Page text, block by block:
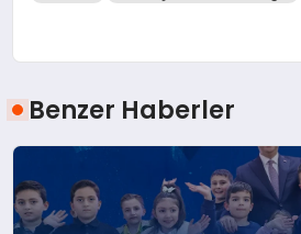
Benzer Haberler